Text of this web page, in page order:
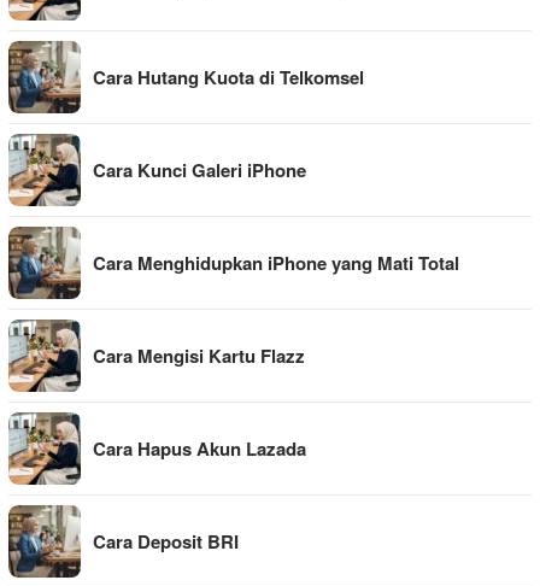
Cara Hutang Kuota di Telkomsel
Cara Kunci Galeri iPhone
Cara Menghidupkan iPhone yang Mati Total
Cara Mengisi Kartu Flazz
Cara Hapus Akun Lazada
Cara Deposit BRI